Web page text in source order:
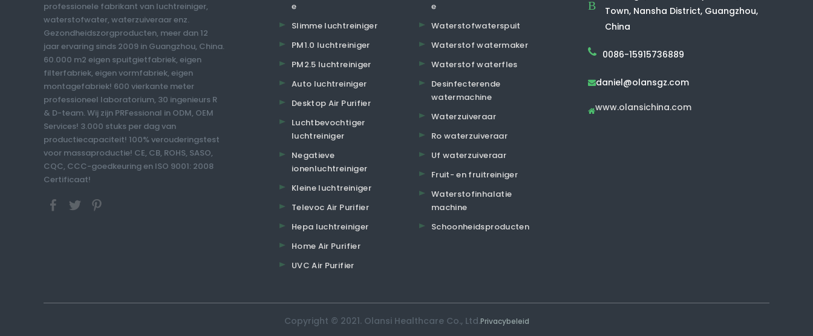
professionele fabrikant van luchtreiniger,
waterstofwater, waterzuiveraar enz.
Gezondheidszorgproducten, meer dan 12
jaar ervaring sinds 2009 in Guangzhou, China.
60.000 m2 eigen spuitgietfabriek, eigen
filterfabriek, eigen vormfabriek, eigen
montagefabriek! 600 vierkante meter
professioneel laboratorium, 30 ingenieurs R
& D-team. Wij zijn PRFessional in ODM, OEM
Services! 3.000 stuks per dag van
productiecapaciteit! 100% verouderingstest
voor massaproductie! CE, CB, ROHS, SASO,
CQC, CCC-goedkeuring en ISO 9001: 2008
Certificaat!
e
Slimme luchtreiniger
PM1.0 luchtreiniger
PM2.5 luchtreiniger
Auto luchtreiniger
Desktop Air Purifier
Luchtbevochtiger
luchtreiniger
Negatieve
ionenluchtreiniger
Kleine luchtreiniger
Televoc Air Purifier
Hepa luchtreiniger
Home Air Purifier
UVC Air Purifier
e
Waterstofwaterspuit
Waterstof watermaker
Waterstof waterfles
Desinfecterende
watermachine
Waterzuiveraar
Ro waterzuiveraar
Uf waterzuiveraar
Fruit- en fruitreiniger
Waterstofinhalatie
machine
Schoonheidsproducten
B
Town, Nansha District, Guangzhou,
China
0086-15915736889
daniel@olansgz.com
www.olansichina.com
Copyright © 2021. Olansi Healthcare Co., Ltd.Privacybeleid